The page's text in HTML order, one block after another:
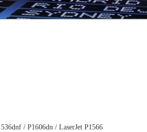
/ P1606dn / LaserJet P1566